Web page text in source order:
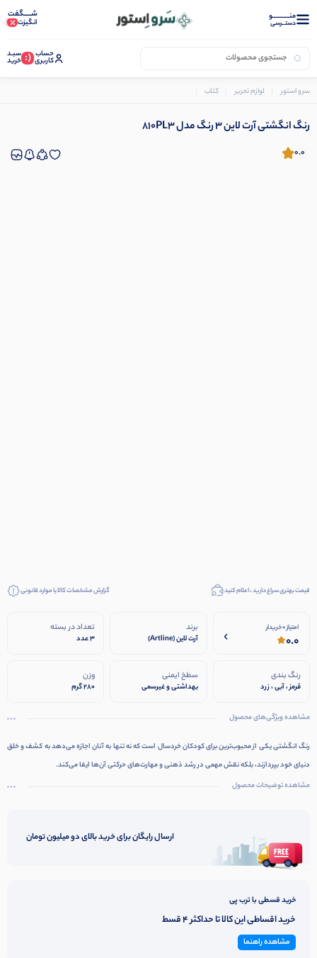
منــــــــــــو
دستــرسی
شـــــگفت
انگیزت
حساب
کاربری (: سبـد
خرید
سرو استور لوازم تحریر کتاب
رنگ انگشتی آرت لاین 3 رنگ مدل 810PL3
0.0
قیمت بهتری سراغ دارید ، اعلام کنید گزارش مشخصات کالا یا موارد قانونی
امتیاز 0 خریدار
0.0
برند
آرت لاین (Artline)
تعداد در بسته
3 عدد
رنگ بندی
قرمز ، آبی ، زرد
سطخ ایمنی
بهداشتی و غیرسمی
وزن
280 گرم
مشاهده ویژگی‌های محصول
رنگ انگشتی یکی از محبوب‌ترین برای کودکان خردسال است که نه تنها به آنان اجازه می‌دهد به کشف و خلق
دنیای خود بپردازند، بلکه نقش مهمی در رشد ذهنی و مهارت‌های حرکتی آن‌ها ایفا می‌کند.
مشاهده توضیحات محصول
ارسال رایگان برای خرید بالای دو میلیون تومان
خرید قسطی با ترب پی
خرید اقساطی این کالا تا حداکثر 4 قسط
مشاهده راهنما